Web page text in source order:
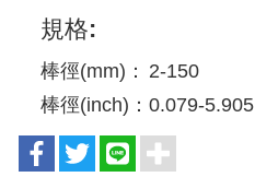
規格:
棒徑(mm) ： 2-150
棒徑(inch)： 0.079-5.905